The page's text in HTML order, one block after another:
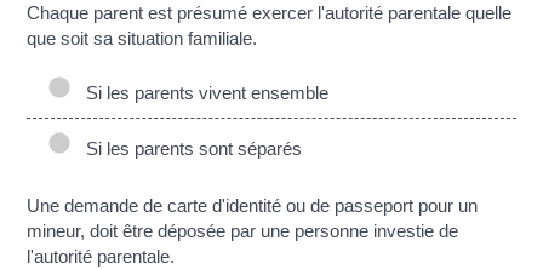
Chaque parent est présumé exercer l'autorité parentale quelle
que soit sa situation familiale.
Si les parents vivent ensemble
Si les parents sont séparés
Une demande de carte d'identité ou de passeport pour un
mineur, doit être déposée par une personne investie de
l'autorité parentale.